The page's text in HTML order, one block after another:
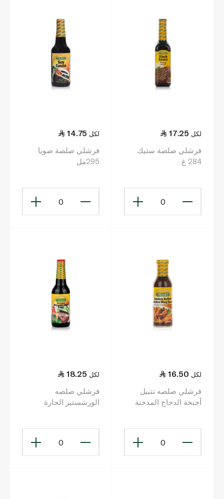
17.25 لكل
فرشلي صلصة ستيك
284 غ
0
14.75 لكل
فرشلي صلصة صويا
295مل
0
16.50 لكل
فرشلي صلصه تتبيل
أجنحة الدجاج المدخنة
0
18.25 لكل
فرشلي صلصه
الورشستير الحارة
0